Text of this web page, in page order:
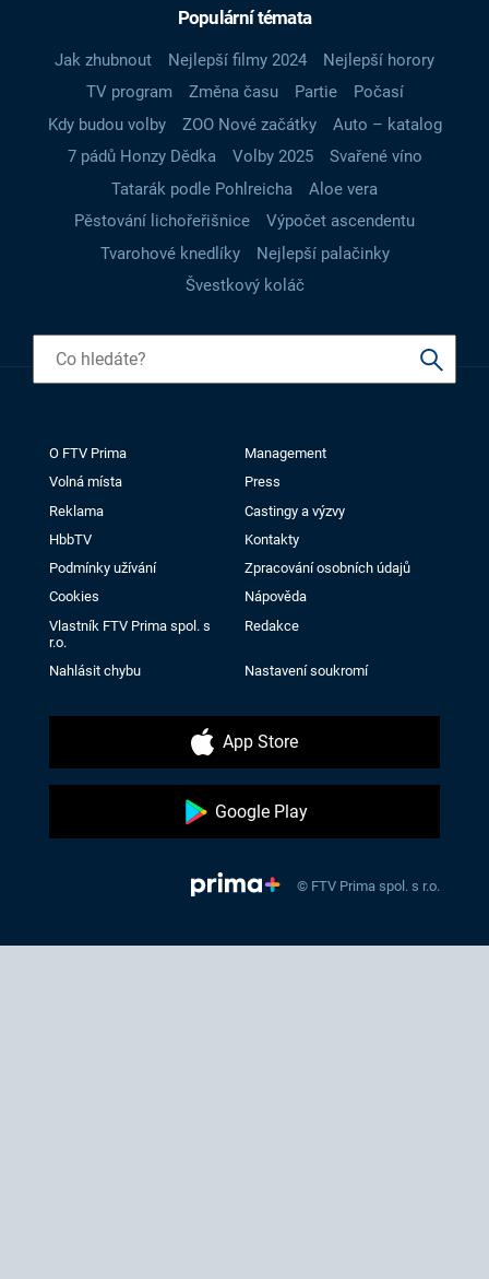
Populární témata
Jak zhubnout Nejlepší filmy 2024
Nejlepší horory
TV program
Změna času Partie
Počasí
Kdy budou volby
ZOO Nové začátky
Auto – katalog
7 pádů Honzy Dědka
Volby 2025
Svařené víno
Tatarák podle Pohlreicha
Aloe vera
Pěstování lichořeřišnice
Výpočet ascendentu
Tvarohové knedlíky
Nejlepší palačinky
Švestkový koláč
O FTV Prima
Management
Volná místa
Press
Reklama
Castingy a výzvy
HbbTV
Kontakty
Podmínky užívání
Zpracování osobních údajů
Cookies
Nápověda
Vlastník FTV Prima spol. s
r.o.
Redakce
Nahlásit chybu Nastavení soukromí
App Store
Google Play
© FTV Prima spol. s r.o.